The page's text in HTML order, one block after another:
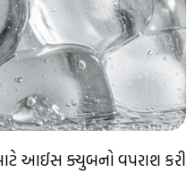
આઈસ ક્યુબનો વપરાશ કરી